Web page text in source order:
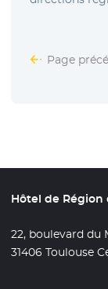
Page
Hôtel de Région
22, boulevard du
31406 Toulouse